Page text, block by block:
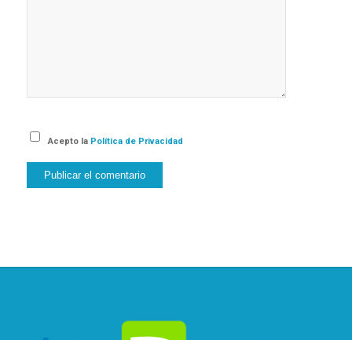
Acepto la Política de Privacidad